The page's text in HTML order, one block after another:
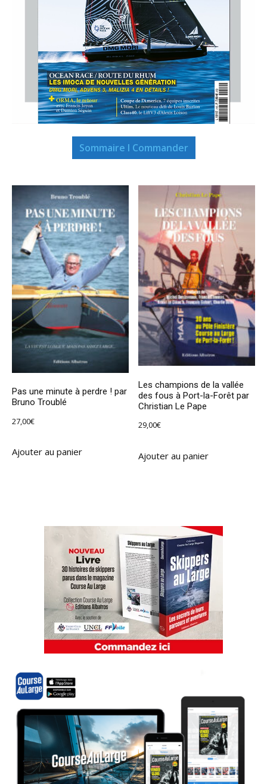
Sommaire I Commander
Pas une minute à perdre ! par
Bruno Troublé
27,00€
Ajouter au panier
Les champions de la vallée
des fous à Port-la-Forêt par
Christian Le Pape
29,00€
Ajouter au panier